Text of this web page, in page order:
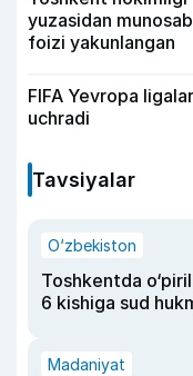
yuzasidan
foizi yakunlangan
FIFA Yevropa
uchradi
Tavsiyalar
O‘zbekiston
Toshkentda
6 kishiga sud
Madaniyat